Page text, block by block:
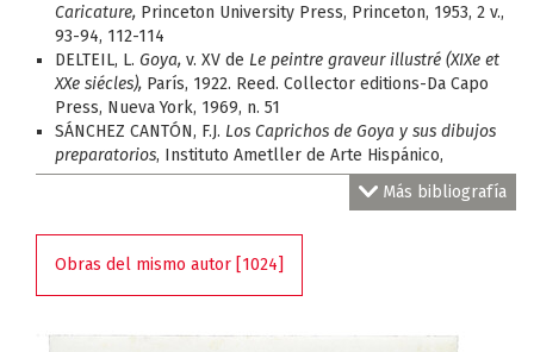
Caricature, Princeton University Press, Princeton, 1953, 2 v.,
93-94, 112-114
DELTEIL, L. Goya, v. XV de Le peintre graveur illustré (XIXe et
XXe siécles), París, 1922. Reed. Collector editions-Da Capo
Press, Nueva York, 1969, n. 51
SÁNCHEZ CANTÓN, F.J. Los Caprichos de Goya y sus dibujos
preparatorios, Instituto Ametller de Arte Hispánico,
Barcelona, 1949, 75
Goya's Caprichos: Beauty, Reason and
HARRIS, T. Goya: Engravings and Lithographs, Catalogue
Raisonné, Bruno Cassirer, Oxford, 1964, 2 v., II, 84, n. 49
Goya: reproducción de su obra completa, pinturas, dibujos y
Más bibliografía
Obras del mismo autor [1024]